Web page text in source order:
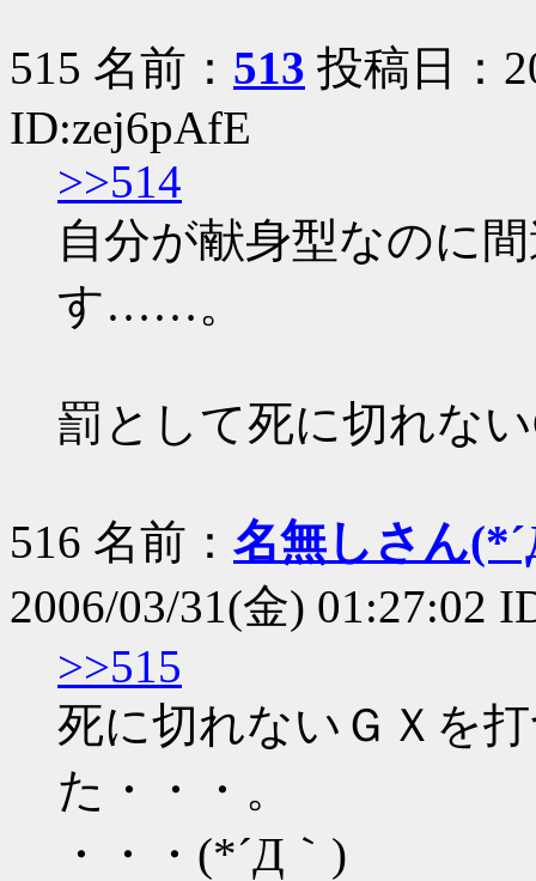
515 名前： 513 投稿日：
ID:zej6pAfE
>>514
自分が献身型なのに
す……。
罰として死に切れな
516 名前： 名無しさん
2006/03/31(金) 01:27:02
>>515
死に切れないＧＸを
た・・・。
・・・(*´Д｀)